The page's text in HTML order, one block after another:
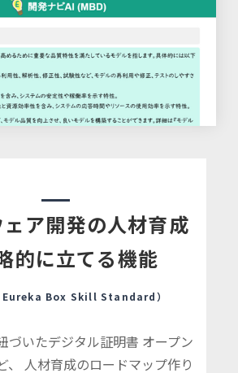
ア開発の人材育成
的に立てる機能
Eureka Box Skill Standard）
づいたデジタル証明書 オープン
人材育成のロードマップ作り